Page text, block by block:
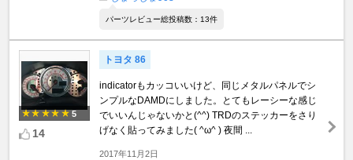
パーツレビュー総投稿数：13件
5
14
トヨタ 86
indicatorもカッコいいけど、同じメタルパネルでシ
ンプルなDAMDにしました。とてもレーシーな感じ
でいいんじゃないかと(^^) TRDのステッカーをさり
げなく貼ってみました( ^ω^ ) 夜間 ...
2017年11月2日